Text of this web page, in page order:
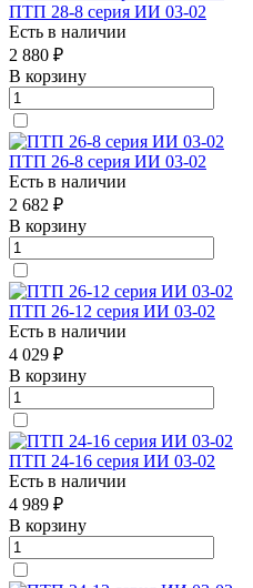
ПТП 28-8 серия ИИ 03-02
Есть в наличии
2 880 ₽
В корзину
ПТП 26-8 серия ИИ 03-02
Есть в наличии
2 682 ₽
В корзину
ПТП 26-12 серия ИИ 03-02
Есть в наличии
4 029 ₽
В корзину
ПТП 24-16 серия ИИ 03-02
Есть в наличии
4 989 ₽
В корзину